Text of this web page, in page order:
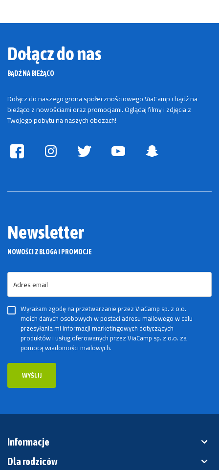
Dołącz do nas
BĄDŹ NA BIEŻĄCO
Dołącz do naszego grona społecznościowego ViaCamp i bądź na
bieżąco z nowościami oraz promocjami. Oglądaj filmy i zdjęcia z
Twojego pobytu na naszych obozach!
Newsletter
NOWOŚCI Z BLOGA I PROMOCJE
Adres email
WYŚLIJ
Wyrażam zgodę na przetwarzanie przez ViaCamp sp. z o.o.
moich danych osobowych w postaci adresu mailowego w celu
przesyłania mi informacji marketingowych dotyczących
produktów i usług oferowanych przez ViaCamp sp. z o.o. za
pomocą wiadomości mailowych.
Informacje
Dla rodziców